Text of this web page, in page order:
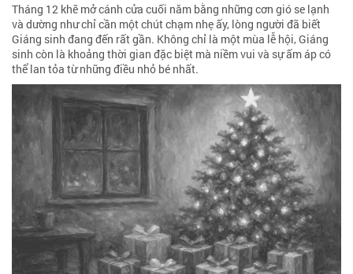
Tháng 12 khẽ mở cánh cửa cuối năm bằng những cơn gió se lạnh
và dường như chỉ cần một chút chạm nhẹ ấy, lòng người đã biết
Giáng sinh đang đến rất gần. Không chỉ là một mùa lễ hội, Giáng
sinh còn là khoảng thời gian đặc biệt mà niềm vui và sự ấm áp có
thể lan tỏa từ những điều nhỏ bé nhất.